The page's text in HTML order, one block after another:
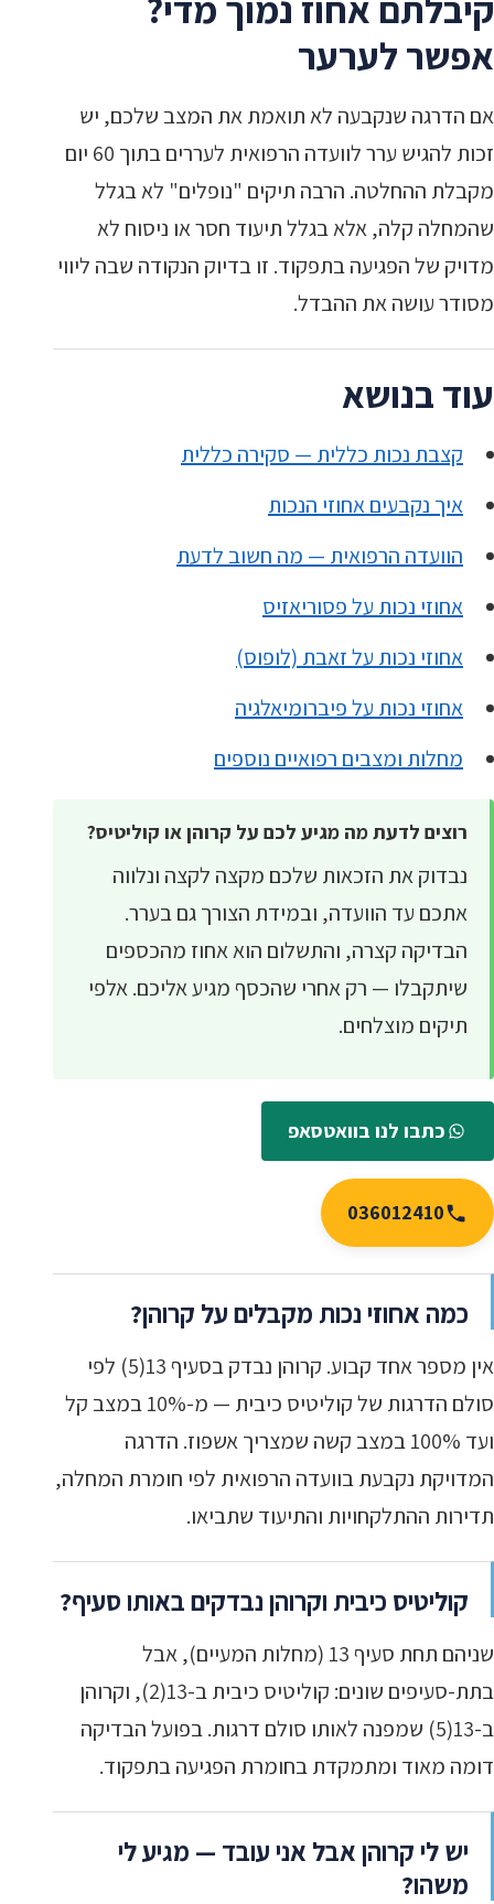
אפשר לערער
אם הדרגה שנקבעה לא תואמת את המצב שלכם, יש
זכות להגיש ערר לוועדה הרפואית לעררים בתוך 60 יום
מקבלת ההחלטה. הרבה תיקים "נופלים" לא בגלל
שהמחלה קלה, אלא בגלל תיעוד חסר או ניסוח לא
מדויק של הפגיעה בתפקוד. זו בדיוק הנקודה שבה ליווי
מסודר עושה את ההבדל.
עוד בנושא
קצבת נכות כללית — סקירה כללית
איך נקבעים אחוזי הנכות
הוועדה הרפואית — מה חשוב לדעת
אחוזי נכות על פסוריאזיס
אחוזי נכות על זאבת (לופוס)
אחוזי נכות על פיברומיאלגיה
מחלות ומצבים רפואיים נוספים
רוצים לדעת מה מגיע לכם על קרוהן או קוליטיס?
נבדוק את הזכאות שלכם מקצה לקצה ונלווה
אתכם עד הוועדה, ובמידת הצורך גם בערר.
הבדיקה קצרה, והתשלום הוא אחוז מהכספים
שיתקבלו — רק אחרי שהכסף מגיע אליכם. אלפי
תיקים מוצלחים.
כתבו לנו בוואטסאפ
036012410
כמה אחוזי נכות מקבלים על קרוהן?
אין מספר אחד קבוע. קרוהן נבדק בסעיף 13(5) לפי
סולם הדרגות של קוליטיס כיבית — מ-10% במצב קל
ועד 100% במצב קשה שמצריך אשפוז. הדרגה
המדויקת נקבעת בוועדה הרפואית לפי חומרת המחלה,
תדירות ההתלקחויות והתיעוד שתביאו.
קוליטיס כיבית וקרוהן נבדקים באותו סעיף?
שניהם תחת סעיף 13 (מחלות המעיים), אבל
בתת-סעיפים שונים: קוליטיס כיבית ב-13(2), וקרוהן
ב-13(5) שמפנה לאותו סולם דרגות. בפועל הבדיקה
דומה מאוד ומתמקדת בחומרת הפגיעה בתפקוד.
יש לי קרוהן אבל אני עובד — מגיע לי
משהו?